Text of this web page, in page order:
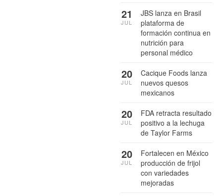
JBS lanza en Brasil
plataforma de
formación continua en
nutrición para
personal médico
21
JUL
Cacique Foods lanza
nuevos quesos
mexicanos
20
JUL
FDA retracta resultado
positivo a la lechuga
de Taylor Farms
20
JUL
Fortalecen en México
producción de frijol
con variedades
mejoradas
20
JUL